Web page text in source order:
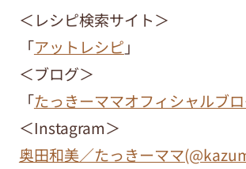
＜レシピ検索サイト＞
「アットレシピ 」
＜ブログ＞
「たっきーママオフィシャルブ
＜Instagram＞
奥田和美／たっきーママ